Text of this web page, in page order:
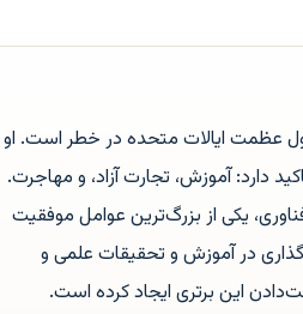
عظمت ایالات متحده در خطر است. او
دارد: آموزش، تجارت آزاد، و مهاجرت.
یکی از بزرگ‌ترین عوامل موفقیت
در آموزش و تحقیقات علمی و
این برتری ایجاد کرده است.